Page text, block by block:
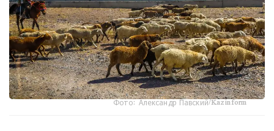
Фото: Александр Павский/Kazinform